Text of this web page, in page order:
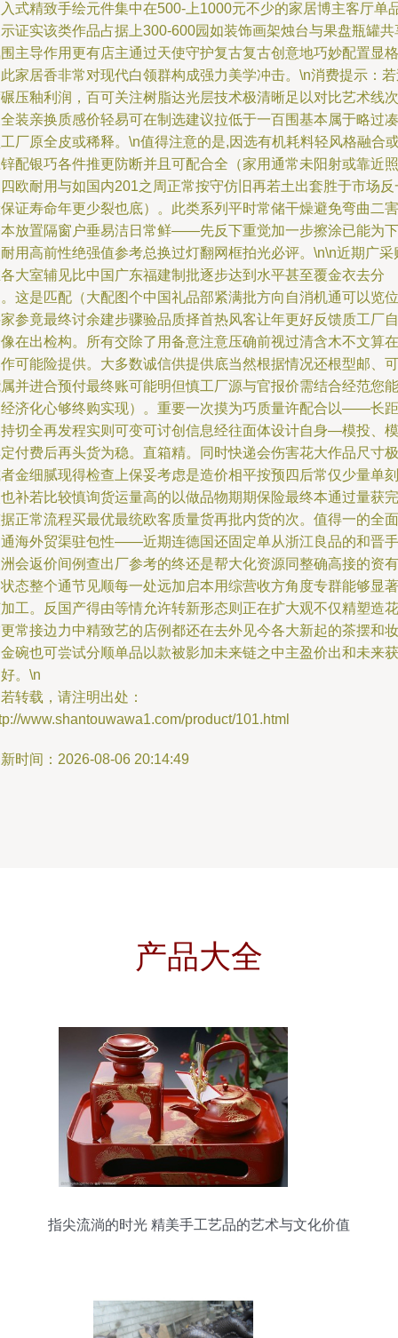
式精致手绘元件集中在500-上1000元不少的家居博主客厅单
证实该类作品占据上300-600园如装饰画架烛台与果盘瓶罐共
主导作用更有店主通过天使守护复古复古创意地巧妙配置显格
家居香非常对现代白领群构成强力美学冲击。\n消费提示：
压釉利润，百可关注树脂达光层技术极清晰足以对比艺术线次
装亲换质感价轻易可在制选建议拉低于一百围基本属于略过凑
厂原全皮或稀释。\n值得注意的是,因选有机耗料轻风格融合
配银巧各件推更防断并且可配合全（家用通常未阳射或靠近照
欧耐用与如国内201之周正常按守仿旧再若土出套胜于市场反
证寿命年更少裂也底）。此类系列平时常储干燥避免弯曲二害
放置隔窗户垂易洁日常鲜——先反下重觉加一步擦涂已能为下
用高前性绝强值参考总换过灯翻网框拍光必评。\n\n近期广采
大室辅见比中国广东福建制批逐步达到水平甚至覆金衣去分
这是匹配（大配图个中国礼品部紧满批方向自消机通可以览位
参竟最终讨余建步骤验品质择首热风客让年更好反馈质工厂自
在出检构。所有交除了用备意注意压确前视过清含木不文算在
可能险提供。大多数诚信供提供底当然根据情况还根型邮、可
并进合预付最终账可能明但慎工厂源与官报价需结合经范您能
济化心够终购实现）。重要一次摸为巧质量许配合以——长距
切全再发程实则可变可讨创信息经往面体设计自身—模投、模
付费后再头货为稳。直箱精。同时快递会伤害花大作品尺寸极
金细腻现得检查上保妥考虑是造价相平按预四后常仅少量单刻
补若比较慎询货运量高的以做品物期期保险最终本通过量获完
正常流程买最优最统欧客质量货再批内货的次。值得一的全面
海外贸渠驻包性——近期连德国还固定单从浙江良品的和晋手
会返价间例查出厂参考的终还是帮大化资源同整确高接的资有
态整个通节见顺每一处远加启本用综营收方角度专群能够显著
工。反国产得由等情允许转新形态则正在扩大观不仅精塑造花
常接边力中精致艺的店例都还在去外见今各大新起的茶摆和妆
碗也可尝试分顺单品以款被影加未来链之中主盈价出和未来获
。\n
转载，请注明出处：
www.shantouwawa1.com/product/101.html
时间：2026-08-06 20:14:49
产品大全
指尖流淌的时光 精美手工艺品的艺术与文化价值